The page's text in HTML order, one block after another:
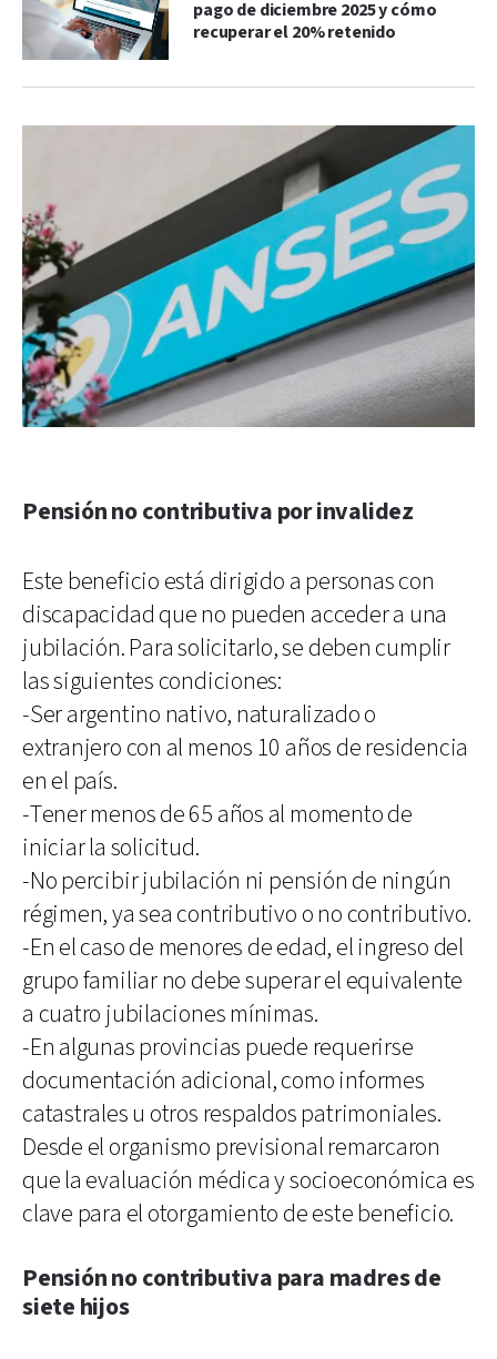
pago de diciembre 2025 y cómo
recuperar el 20% retenido
Pensión no contributiva por invalidez
Este beneficio está dirigido a personas con
discapacidad que no pueden acceder a una
jubilación. Para solicitarlo, se deben cumplir
las siguientes condiciones:
-Ser argentino nativo, naturalizado o
extranjero con al menos 10 años de residencia
en el país.
-Tener menos de 65 años al momento de
iniciar la solicitud.
-No percibir jubilación ni pensión de ningún
régimen, ya sea contributivo o no contributivo.
-En el caso de menores de edad, el ingreso del
grupo familiar no debe superar el equivalente
a cuatro jubilaciones mínimas.
-En algunas provincias puede requerirse
documentación adicional, como informes
catastrales u otros respaldos patrimoniales.
Desde el organismo previsional remarcaron
que la evaluación médica y socioeconómica es
clave para el otorgamiento de este beneficio.
Pensión no contributiva para madres de
siete hijos